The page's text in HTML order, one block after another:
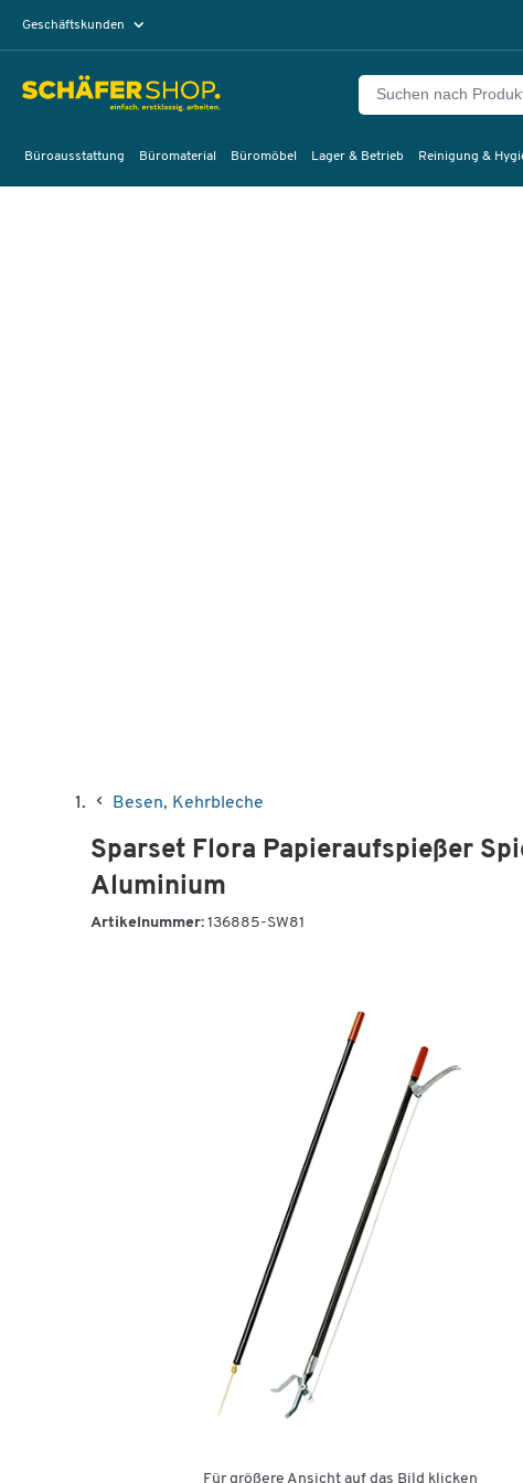
Geschäftskunden
Büroausstattung Büromaterial Büromöbel Lager & Betrieb Reinigung &
Besen, Kehrbleche
Sparset Flora Papieraufspießer
Aluminium
Artikelnummer: 136885-SW81
Für größere Ansicht auf das Bild klicken